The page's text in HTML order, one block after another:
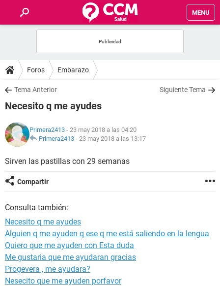
MENU
FOROS
SALUD
NUTRICIÓN
BIENESTAR
SEXUALIDAD
Foros Embarazo
Tema Anterior Siguiente Tema
Necesito q me ayudes
Primera2413 - 23 may 2018 a las 04:20
Primera2413 - 23 may 2018 a las 13:17
Sirven las pastillas con 29 semanas
Compartir
Consulta también:
Necesito q me ayudes
Alguien q me ayuden q ese q me está saliendo en la lengua
Quiero que me ayuden con Esta duda
Me gustaria que me ayudaran gracias
Progevera , me ayudara?
Nesecito que me ayuden porfavor